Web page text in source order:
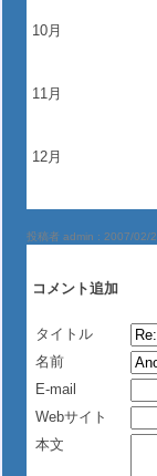
10月
11月
12月
投稿者 admin : 2007/02/
コメント追加
タイトル
名前
E-mail
Webサイト
本文